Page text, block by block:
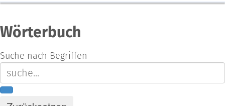
Wörterbuch
Suche nach Begriffen